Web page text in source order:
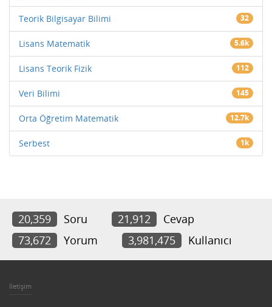
Teorik Bilgisayar Bilimi 32
Lisans Matematik 5.6k
Lisans Teorik Fizik 112
Veri Bilimi 145
Orta Öğretim Matematik 12.7k
Serbest 1k
20,359 Soru 21,912
Cevap
73,672
Yorum 3,981,475 Kullanıcı
İletişim